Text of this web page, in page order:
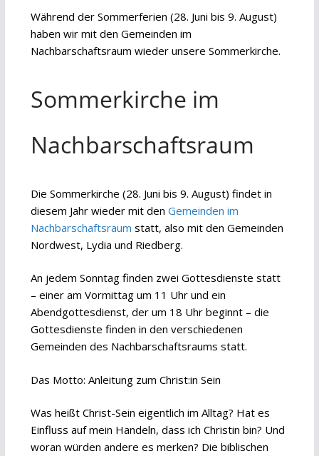
Während der Sommerferien (28. Juni bis 9. August)
haben wir mit den Gemeinden im
Nachbarschaftsraum wieder unsere Sommerkirche.
Sommerkirche im
Nachbarschaftsraum
Die Sommerkirche (28. Juni bis 9. August) findet in
diesem Jahr wieder mit den Gemeinden im
Nachbarschaftsraum statt, also mit den Gemeinden
Nordwest, Lydia und Riedberg.
An jedem Sonntag finden zwei Gottesdienste statt
– einer am Vormittag um 11 Uhr und ein
Abendgottesdienst, der um 18 Uhr beginnt – die
Gottesdienste finden in den verschiedenen
Gemeinden des Nachbarschaftsraums statt.
Das Motto: Anleitung zum Christ:in Sein
Was heißt Christ-Sein eigentlich im Alltag? Hat es
Einfluss auf mein Handeln, dass ich Christin bin? Und
woran würden andere es merken? Die biblischen